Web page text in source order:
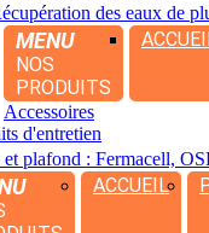
des eaux de
MENU
NOS
PRODUITS
Accessoires
d'entretien
plafond : Fermacell,
ACCUEIL